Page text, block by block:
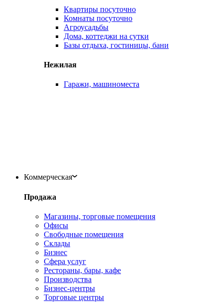
Квартиры посуточно
Комнаты посуточно
Агроусадьбы
Дома, коттеджи на сутки
Базы отдыха, гостиницы, бани
Нежилая
Гаражи, машиноместа
Коммерческая
Продажа
Магазины, торговые помещения
Офисы
Свободные помещения
Склады
Бизнес
Сфера услуг
Рестораны, бары, кафе
Производства
Бизнес-центры
Торговые центры